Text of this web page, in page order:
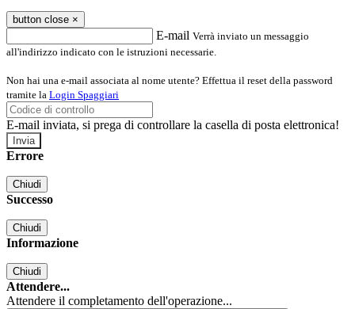
button close ×
E-mail Verrà inviato un messaggio
all'indirizzo indicato con le istruzioni necessarie.
Non hai una e-mail associata al nome utente? Effettua il reset della password
tramite la Login Spaggiari
E-mail inviata, si prega di controllare la casella di posta elettronica!
Errore
Chiudi
Successo
Chiudi
Informazione
Chiudi
Attendere...
Attendere il completamento dell'operazione...